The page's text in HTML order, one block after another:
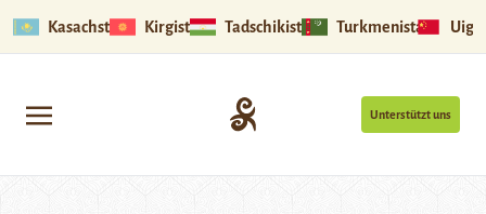
Kasachstan Kirgistan Tadschikistan Turkmenistan
Unterstützt uns